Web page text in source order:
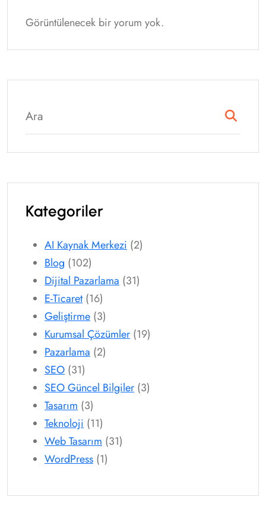
Görüntülenecek bir yorum yok.
Kategoriler
AI Kaynak Merkezi (2)
Blog (102)
Dijital Pazarlama (31)
E-Ticaret(16)
Geliştirme (3)
Kurumsal Çözümler (19)
Pazarlama (2)
SEO (31)
SEO Güncel Bilgiler (3)
Tasarım (3)
Teknoloji (11)
Web Tasarım (31)
WordPress (1)